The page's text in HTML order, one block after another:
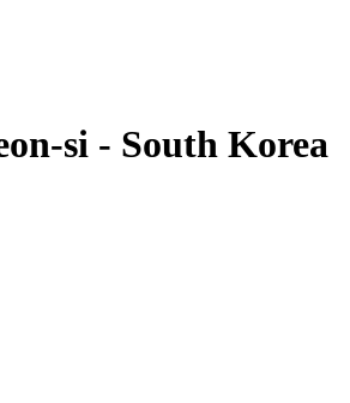
si - South Korea